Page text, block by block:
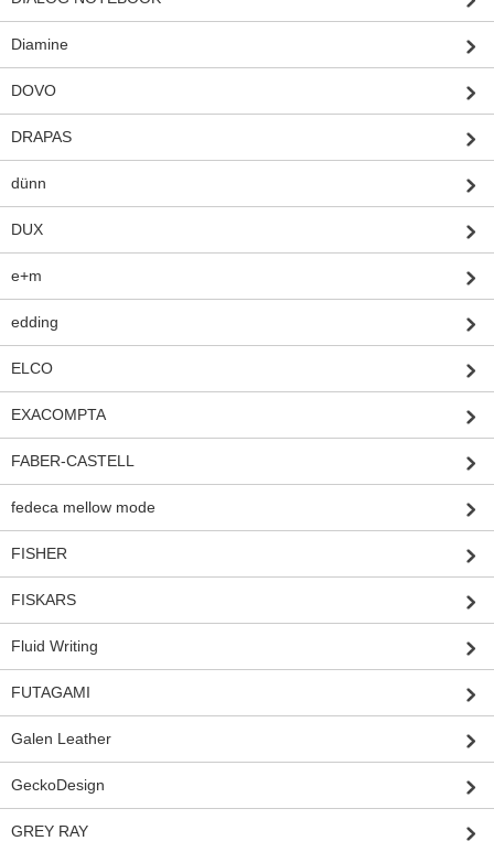
Diamine
DOVO
DRAPAS
dünn
DUX
e+m
edding
ELCO
EXACOMPTA
FABER-CASTELL
fedeca mellow mode
FISHER
FISKARS
Fluid Writing
FUTAGAMI
Galen Leather
GeckoDesign
GREY RAY